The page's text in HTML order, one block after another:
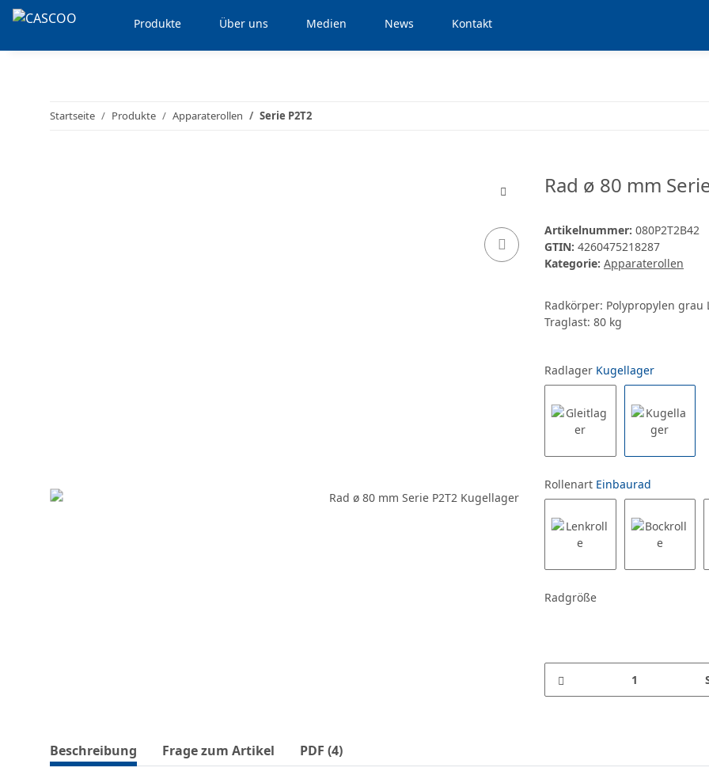
Produkte Über uns Medien News Kontakt
Startseite Produkte Apparaterollen Serie P2T2
Rad ø 80 mm
Artikelnummer: 080P2T2B42
GTIN: 4260475218287
Kategorie: Apparaterollen
Radkörper: Polypropylen grau
Traglast: 80 kg
Radlager Kugellager
Rollenart Einbaurad
Radgröße
Beschreibung Frage zum Artikel PDF (4)